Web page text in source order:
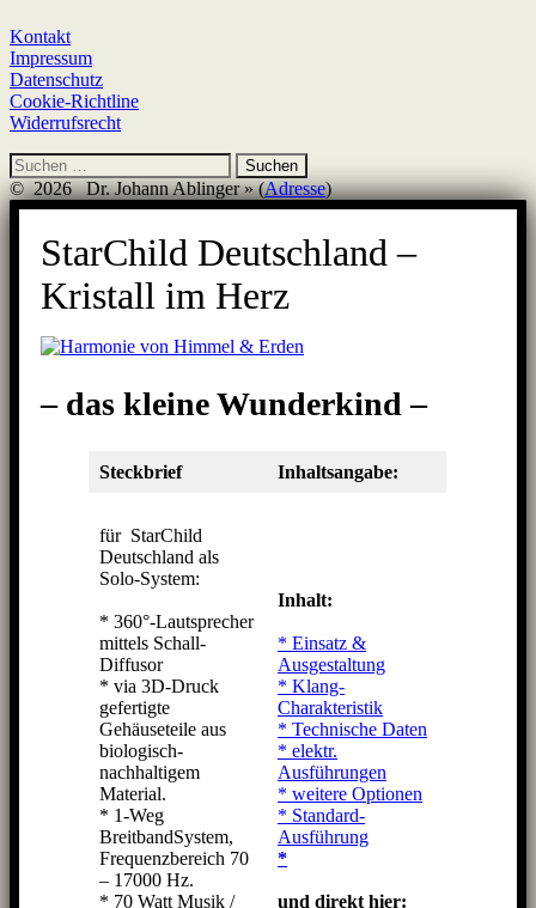
Kontakt
Impressum
Datenschutz
Cookie-Richtline
Widerrufsrecht
Suchen
nach:
© 2026 Dr. Johann Ablinger » (Adresse)
StarChild Deutschland –
Kristall im Herz
– das kleine Wunderkind –
Steckbrief Inhaltsangabe:
für StarChild
Deutschland als
Solo-System:
* 360°-Lautsprecher
mittels Schall-
Diffusor
* via 3D-Druck
gefertigte
Gehäuseteile aus
biologisch-
nachhaltigem
Material.
* 1-Weg
BreitbandSystem,
Frequenzbereich 70
– 17000 Hz.
* 70 Watt Musik /
Inhalt:
* Einsatz &
Ausgestaltung
* Klang-
Charakteristik
* Technische Daten
* elektr.
Ausführungen
* weitere Optionen
* Standard-
Ausführung
*
und direkt hier: